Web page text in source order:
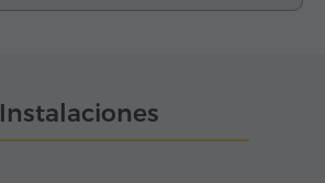
Instalaciones